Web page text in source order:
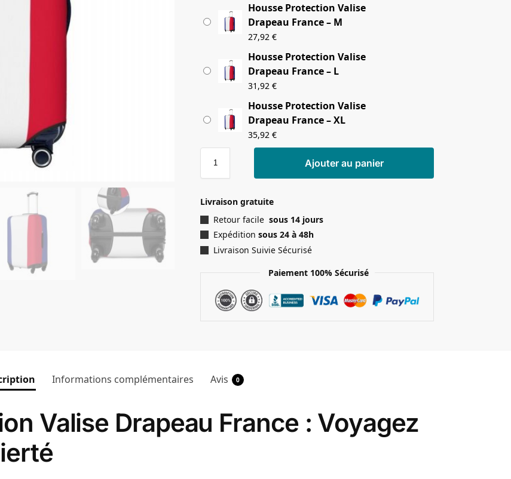
Housse Protection Valise
Drapeau France – M
27,92€
Housse Protection Valise
Drapeau France – L
31,92€
Housse Protection Valise
Drapeau France – XL
35,92€
Ajouter au panier
Livraison gratuite
Retour facilesous 14 jours
Expédition sous 24 à 48h
Livraison Suivie Sécurisé
Paiement 100% Sécurisé
Informations complémentaires Avis 0
Valise Drapeau France : Voyagez